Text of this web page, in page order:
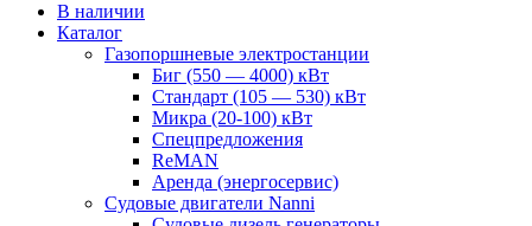
В наличии
Каталог
Газопоршневые электростанции
Биг (550 — 4000) кВт
Стандарт (105 — 530) кВт
Микра (20-100) кВт
Спецпредложения
ReMAN
Аренда (энергосервис)
Судовые двигатели Nanni